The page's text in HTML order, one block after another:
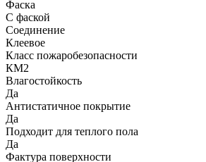
Фаска
С фаской
Соединение
Клеевое
Класс пожаробезопасности
КМ2
Влагостойкость
Да
Антистатичное покрытие
Да
Подходит для теплого пола
Да
Фактура поверхности